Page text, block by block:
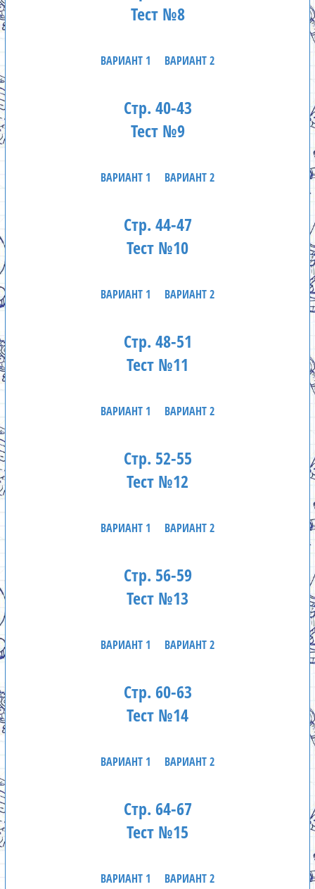
Тест №8
ВАРИАНТ 1 ВАРИАНТ 2
Стр. 40-43
Тест №9
ВАРИАНТ 1 ВАРИАНТ 2
Стр. 44-47
Тест №10
ВАРИАНТ 1 ВАРИАНТ 2
Стр. 48-51
Тест №11
ВАРИАНТ 1 ВАРИАНТ 2
Стр. 52-55
Тест №12
ВАРИАНТ 1 ВАРИАНТ 2
Стр. 56-59
Тест №13
ВАРИАНТ 1 ВАРИАНТ 2
Стр. 60-63
Тест №14
ВАРИАНТ 1 ВАРИАНТ 2
Стр. 64-67
Тест №15
ВАРИАНТ 1 ВАРИАНТ 2